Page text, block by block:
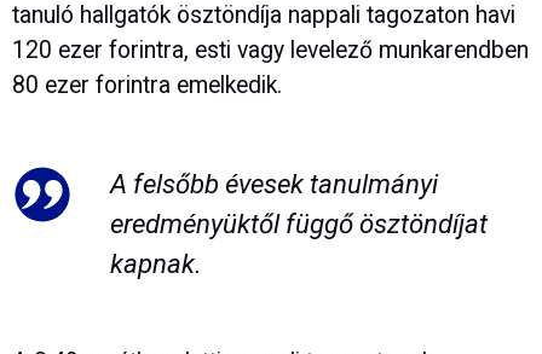
tanuló hallgatók ösztöndíja nappali tagozaton havi
120 ezer forintra, esti vagy levelező munkarendben
80 ezer forintra emelkedik.
A felsőbb évesek tanulmányi
eredményüktől függő ösztöndíjat
kapnak.